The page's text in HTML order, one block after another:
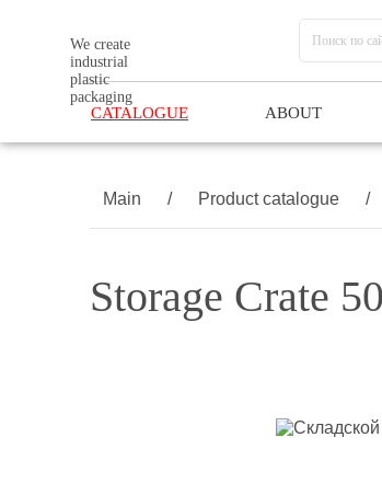
We create
industrial
plastic
packaging
CATALOGUE ABOUT
Main / Product catalogue /
Storage Crate